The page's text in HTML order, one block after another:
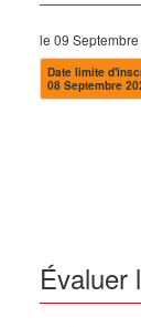
le 09
Date limite
08 Septembre
Évaluer